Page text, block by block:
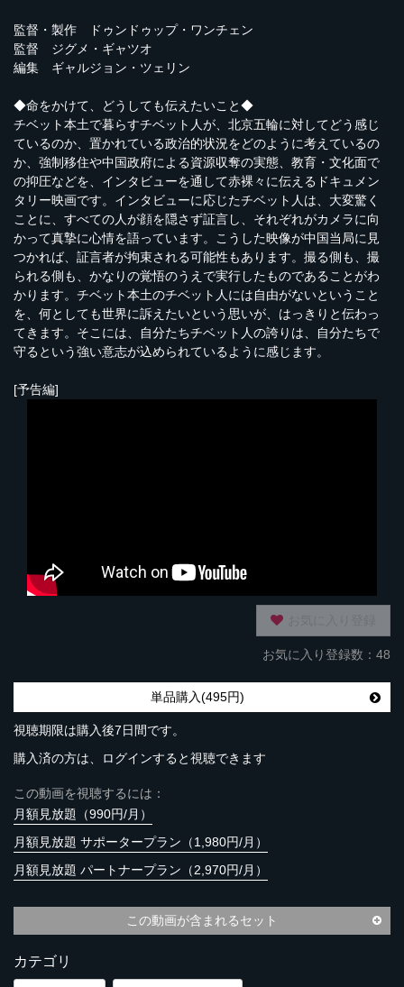
監督・製作 ドゥンドゥップ・ワンチェン
監督 ジグメ・ギャツオ
編集 ギャルジョン・ツェリン
◆命をかけて、どうしても伝えたいこと◆
チベット本土で暮らすチベット人が、北京五輪に対してどう感じ
ているのか、置かれている政治的状況をどのように考えているの
か、強制移住や中国政府による資源収奪の実態、教育・文化面で
の抑圧などを、インタビューを通して赤裸々に伝えるドキュメン
タリー映画です。インタビューに応じたチベット人は、大変驚く
ことに、すべての人が顔を隠さず証言し、それぞれがカメラに向
かって真摯に心情を語っています。こうした映像が中国当局に見
つかれば、証言者が拘束される可能性もあります。撮る側も、撮
られる側も、かなりの覚悟のうえで実行したものであることがわ
かります。チベット本土のチベット人には自由がないということ
を、何としても世界に訴えたいという思いが、はっきりと伝わっ
てきます。そこには、自分たちチベット人の誇りは、自分たちで
守るという強い意志が込められているように感じます。
[予告編]
お気に入り登録数：48
単品購入(495円)
視聴期限は購入後7日間です。
購入済の方は、ログインすると視聴できます
この動画を視聴するには：
月額見放題（990円/月）
月額見放題 サポータープラン（1,980円/月）
月額見放題 パートナープラン（2,970円/月）
この動画が含まれるセット
カテゴリ